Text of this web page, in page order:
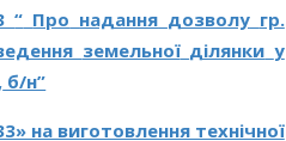
“ Про надання дозволу гр.
земельної ділянки у
б/н”
на виготовлення технічної